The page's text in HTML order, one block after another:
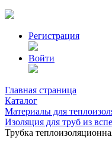
Регистрация
Войти
Главная страница
Каталог
Материалы для
Изоляция для труб из
Трубка